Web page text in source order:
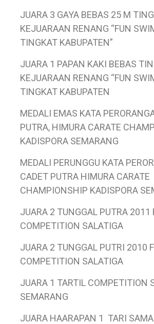
JUARA 3 GAYA BEBAS 25 M
KEJUARAAN RENANG “FUN
TINGKAT KABUPATEN”
JUARA 1 PAPAN KAKI BEBAS
KEJUARAAN RENANG “FUN
TINGKAT KABUPATEN
MEDALI EMAS KATA
PUTRA, HIMURA CARATE
KADISPORA SEMARANG
MEDALI PERUNGGU KATA
CADET PUTRA HIMURA CARATE
CHAMPIONSHIP KADISPORA
JUARA 2 TUNGGAL PUTRA 2011
COMPETITION SALATIGA
JUARA 2 TUNGGAL PUTRI 2010
COMPETITION SALATIGA
JUARA 1 TARTIL COMPETITION
SEMARANG
JUARA HAARAPAN 1 TARI